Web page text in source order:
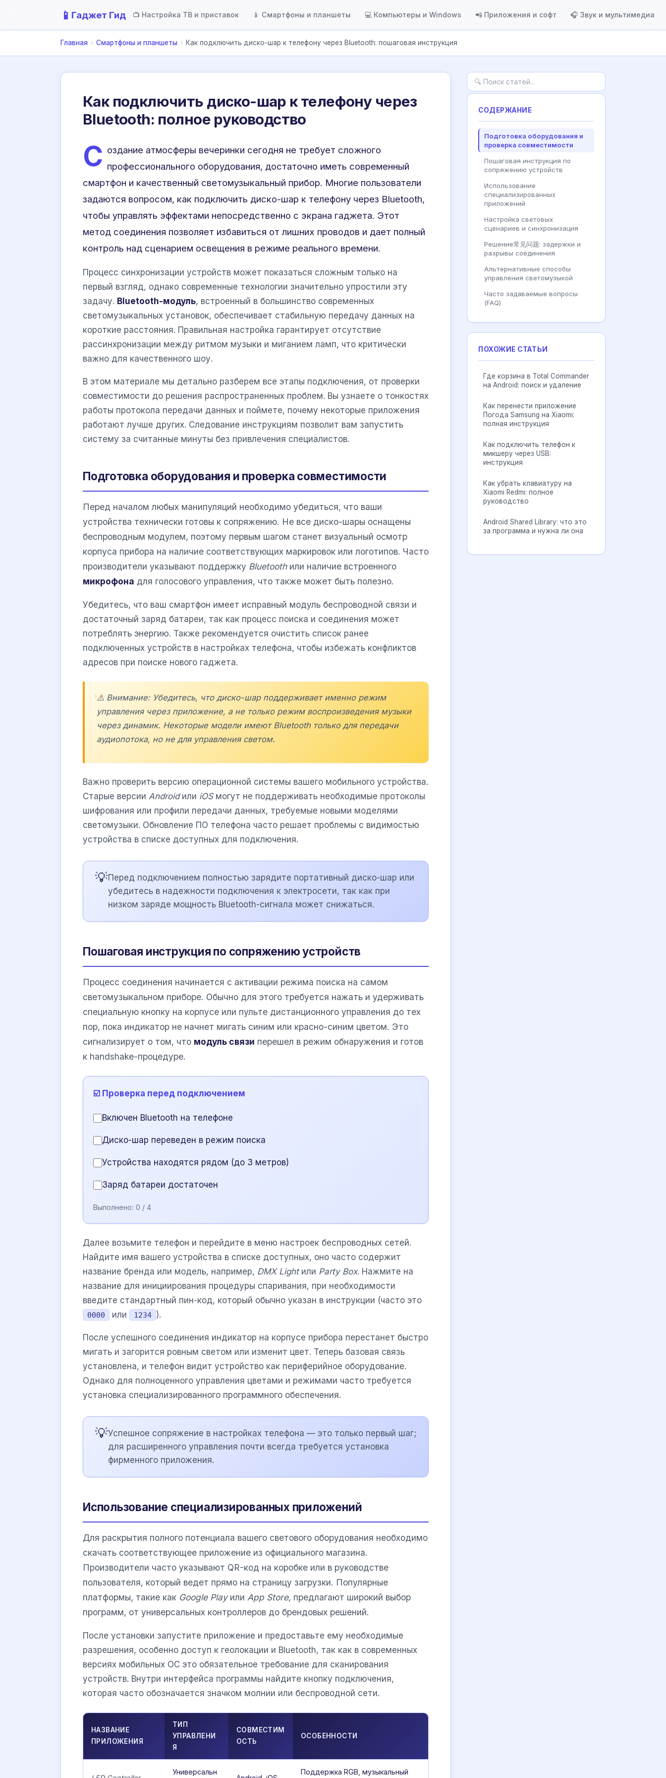
📱 Гаджет Гид 📺 Настройка ТВ и приставок 📱 Смартфоны и планшеты 💻 Компьютеры и Windows 📲 Приложения и софт 🎧 Звук и мультимедиа
Главная › Смартфоны и планшеты › Как подключить диско-шар к телефону через Bluetooth: пошаговая инструкция
Как подключить диско-шар к телефону через
Bluetooth: полное руководство
С оздание атмосферы вечеринки сегодня не требует сложного
профессионального оборудования, достаточно иметь современный
смартфон и качественный светомузыкальный прибор. Многие пользователи
задаются вопросом, как подключить диско-шар к телефону через Bluetooth,
чтобы управлять эффектами непосредственно с экрана гаджета. Этот
метод соединения позволяет избавиться от лишних проводов и дает полный
контроль над сценарием освещения в режиме реального времени.
Процесс синхронизации устройств может показаться сложным только на
первый взгляд, однако современные технологии значительно упростили эту
задачу. Bluetooth-модуль, встроенный в большинство современных
светомузыкальных установок, обеспечивает стабильную передачу данных на
короткие расстояния. Правильная настройка гарантирует отсутствие
рассинхронизации между ритмом музыки и миганием ламп, что критически
важно для качественного шоу.
В этом материале мы детально разберем все этапы подключения, от проверки
совместимости до решения распространенных проблем. Вы узнаете о тонкостях
работы протокола передачи данных и поймете, почему некоторые приложения
работают лучше других. Следование инструкциям позволит вам запустить
систему за считанные минуты без привлечения специалистов.
Подготовка оборудования и проверка совместимости
Перед началом любых манипуляций необходимо убедиться, что ваши
устройства технически готовы к сопряжению. Не все диско-шары оснащены
беспроводным модулем, поэтому первым шагом станет визуальный осмотр
корпуса прибора на наличие соответствующих маркировок или логотипов. Часто
производители указывают поддержку Bluetoothили наличие встроенного
микрофона для голосового управления, что также может быть полезно.
Убедитесь, что ваш смартфон имеет исправный модуль беспроводной связи и
достаточный заряд батареи, так как процесс поиска и соединения может
потреблять энергию. Также рекомендуется очистить список ранее
подключенных устройств в настройках телефона, чтобы избежать конфликтов
адресов при поиске нового гаджета.
⚠️ Внимание: Убедитесь, что диско-шар поддерживает именно режим
управления через приложение, а не только режим воспроизведения музыки
через динамик. Некоторые модели имеют Bluetooth только для передачи
аудиопотока, но не для управления светом.
Важно проверить версию операционной системы вашего мобильного устройства.
Старые версии Androidили iOSмогут не поддерживать необходимые протоколы
шифрования или профили передачи данных, требуемые новыми моделями
светомузыки. Обновление ПО телефона часто решает проблемы с видимостью
устройства в списке доступных для подключения.
💡Перед подключением полностью зарядите портативный диско-шар или
убедитесь в надежности подключения к электросети, так как при
низком заряде мощность Bluetooth-сигнала может снижаться.
Пошаговая инструкция по сопряжению устройств
Процесс соединения начинается с активации режима поиска на самом
светомузыкальном приборе. Обычно для этого требуется нажать и удерживать
специальную кнопку на корпусе или пульте дистанционного управления до тех
пор, пока индикатор не начнет мигать синим или красно-синим цветом. Это
сигнализирует о том, что модуль связи перешел в режим обнаружения и готов
к handshake-процедуре.
☑️ Проверка перед подключением
Включен Bluetooth на телефоне
Диско-шар переведен в режим поиска
Устройства находятся рядом (до 3 метров)
Заряд батареи достаточен
Выполнено: 0 / 4
Далее возьмите телефон и перейдите в меню настроек беспроводных сетей.
Найдите имя вашего устройства в списке доступных, оно часто содержит
название бренда или модель, например, DMX Lightили Party Box. Нажмите на
название для инициирования процедуры спаривания, при необходимости
введите стандартный пин-код, который обычно указан в инструкции (часто это
0000 или 1234 ).
После успешного соединения индикатор на корпусе прибора перестанет быстро
мигать и загорится ровным светом или изменит цвет. Теперь базовая связь
установлена, и телефон видит устройство как периферийное оборудование.
Однако для полноценного управления цветами и режимами часто требуется
установка специализированного программного обеспечения.
💡Успешное сопряжение в настройках телефона — это только первый шаг;
для расширенного управления почти всегда требуется установка
фирменного приложения.
Использование специализированных приложений
Для раскрытия полного потенциала вашего светового оборудования необходимо
скачать соответствующее приложение из официального магазина.
Производители часто указывают QR-код на коробке или в руководстве
пользователя, который ведет прямо на страницу загрузки. Популярные
платформы, такие как Google Playили App Store, предлагают широкий выбор
программ, от универсальных контроллеров до брендовых решений.
После установки запустите приложение и предоставьте ему необходимые
разрешения, особенно доступ к геолокации и Bluetooth, так как в современных
версиях мобильных ОС это обязательное требование для сканирования
устройств. Внутри интерфейса программы найдите кнопку подключения,
которая часто обозначается значком молнии или беспроводной сети.
НАЗВАНИЕ
ПРИЛОЖЕНИЯ
ТИП
УПРАВЛЕНИ
Я
СОВМЕСТИМ
ОСТЬ
ОСОБЕННОСТИ
Универсальн Поддержка RGB, музыкальный
СОДЕРЖАНИЕ
Подготовка оборудования и
проверка совместимости
Пошаговая инструкция по
сопряжению устройств
Использование
специализированных
приложений
Настройка световых
сценариев и синхронизация
Решение常见问题: задержки и
разрывы соединения
Альтернативные способы
управления светомузыкой
Часто задаваемые вопросы
(FAQ)
ПОХОЖИЕ СТАТЬИ
Где корзина в Total Commander
на Android: поиск и удаление
Как перенести приложение
Погода Samsung на Xiaomi:
полная инструкция
Как подключить телефон к
микшеру через USB:
инструкция
Как убрать клавиатуру на
Xiaomi Redmi: полное
руководство
Android Shared Library: что это
за программа и нужна ли она